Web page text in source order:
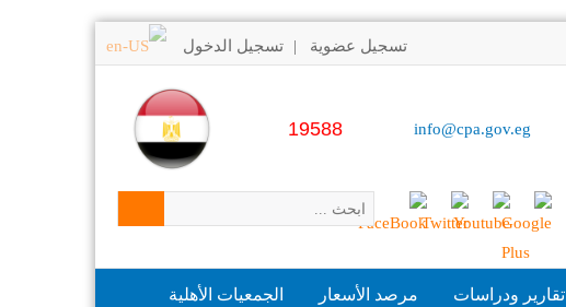
تسجيل عضوية | تسجيل الدخول
19588 info@cpa.gov.eg
تقارير ودراسات مرصد الأسعار الجمعيات الأهلية